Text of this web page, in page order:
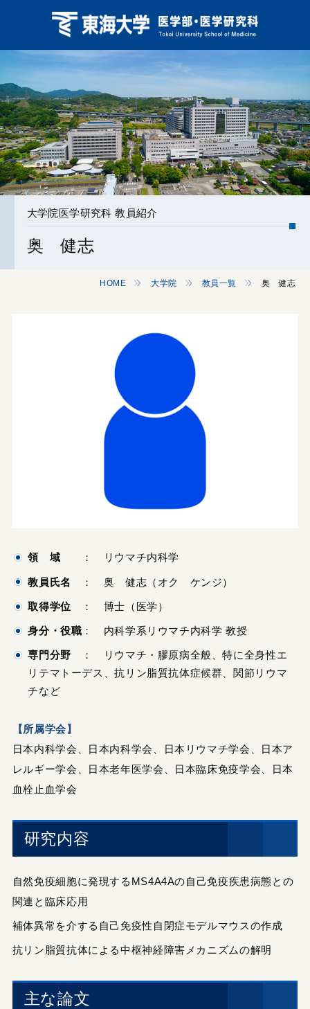
大学院医学研究科 教員紹介
奥 健志
HOME 大学院 教員一覧 奥 健志
領 域 ： リウマチ内科学
教員氏名 ： 奥 健志（オク ケンジ）
取得学位 ： 博士（医学）
身分・役職 ： 内科学系リウマチ内科学 教授
専門分野 ： リウマチ・膠原病全般、特に全身性エ
リテマトーデス、抗リン脂質抗体症候群、関節リウマ
チなど
【所属学会】
日本内科学会、日本内科学会、日本リウマチ学会、日本ア
レルギー学会、日本老年医学会、日本臨床免疫学会、日本
血栓止血学会
研究内容
自然免疫細胞に発現するMS4A4Aの自己免疫疾患病態との
関連と臨床応用
補体異常を介する自己免疫性自閉症モデルマウスの作成
抗リン脂質抗体による中枢神経障害メカニズムの解明
主な論文